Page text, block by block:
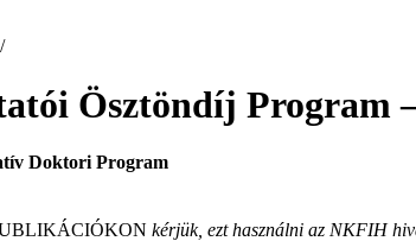
/
Ösztöndíj Program
Doktori Program
kérjük, ezt használni az NKFIH